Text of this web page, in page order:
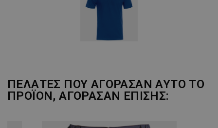
ΠΕΛΆΤΕΣ ΠΟΥ ΑΓΌΡΑΣΑΝ ΑΥΤΌ ΤΟ
ΠΡΟΪΌΝ, ΑΓΌΡΑΣΑΝ ΕΠΊΣΗΣ: